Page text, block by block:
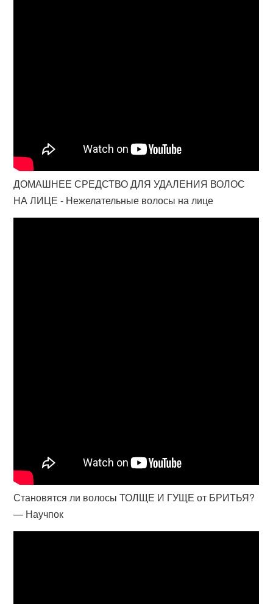
ДОМАШНЕЕ СРЕДСТВО ДЛЯ УДАЛЕНИЯ ВОЛОС
НА ЛИЦЕ - Нежелательные волосы на лице
Становятся ли волосы ТОЛЩЕ И ГУЩЕ от БРИТЬЯ?
— Научпок